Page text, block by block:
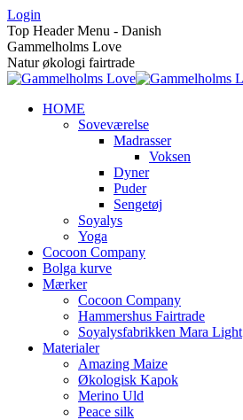
Skip
to
content
Login
Top Header Menu - Danish
Gammelholms Love
Natur økologi fairtrade
HOME
Soveværelse
Madrasser
Voksen
Dyner
Puder
Sengetøj
Soyalys
Yoga
Cocoon Company
Bolga kurve
Mærker
Cocoon Company
Hammershus Fairtrade
Soyalysfabrikken Mara Light
Materialer
Amazing Maize
Økologisk Kapok
Merino Uld
Peace silk